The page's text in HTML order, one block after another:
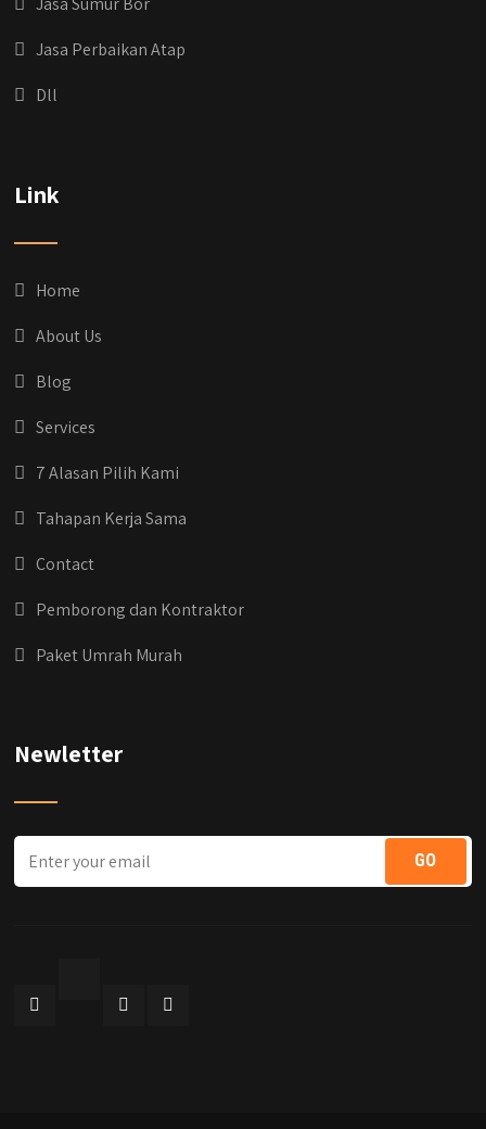
#jasarenovasirumahbekasi
#kontraktorbangunanjabodetabek
Jasa Perbaikan Atap
Dll
Link
Home
About Us
Blog
Services
7 Alasan Pilih Kami
Tahapan Kerja Sama
Contact
Pemborong dan Kontraktor
Paket Umrah Murah
Newletter